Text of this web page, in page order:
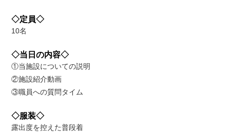
◇定員◇
10名
◇当日の内容◇
①当施設についての説明
②施設紹介動画
③職員への質問タイム
◇服装◇
露出度を控えた普段着